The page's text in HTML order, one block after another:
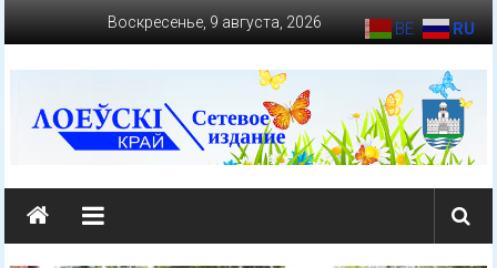
Воскресенье, 9 августа, 2026
loevkraj.by
Еженедельная
BE RU